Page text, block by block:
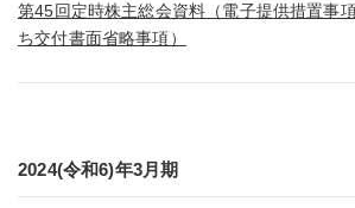
第45回定時株主総会資料（電子提供措置事
ち交付書面省略事項）
2024(令和6)年3月期